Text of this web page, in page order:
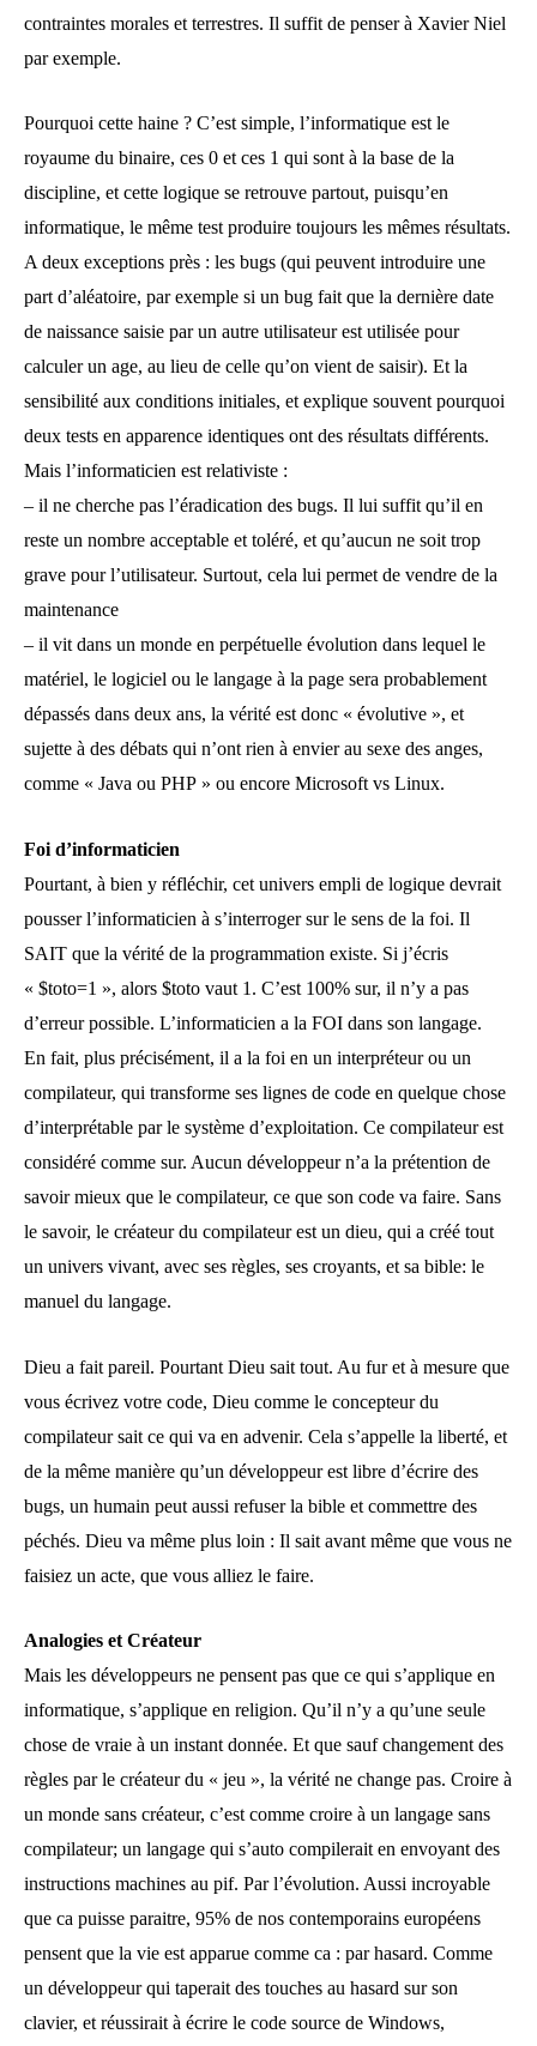
contraintes morales et terrestres. Il suffit de penser à Xavier Niel
par exemple.
Pourquoi cette haine ? C’est simple, l’informatique est le
royaume du binaire, ces 0 et ces 1 qui sont à la base de la
discipline, et cette logique se retrouve partout, puisqu’en
informatique, le même test produire toujours les mêmes résultats.
A deux exceptions près : les bugs (qui peuvent introduire une
part d’aléatoire, par exemple si un bug fait que la dernière date
de naissance saisie par un autre utilisateur est utilisée pour
calculer un age, au lieu de celle qu’on vient de saisir). Et la
sensibilité aux conditions initiales, et explique souvent pourquoi
deux tests en apparence identiques ont des résultats différents.
Mais l’informaticien est relativiste :
– il ne cherche pas l’éradication des bugs. Il lui suffit qu’il en
reste un nombre acceptable et toléré, et qu’aucun ne soit trop
grave pour l’utilisateur. Surtout, cela lui permet de vendre de la
maintenance
– il vit dans un monde en perpétuelle évolution dans lequel le
matériel, le logiciel ou le langage à la page sera probablement
dépassés dans deux ans, la vérité est donc « évolutive », et
sujette à des débats qui n’ont rien à envier au sexe des anges,
comme « Java ou PHP » ou encore Microsoft vs Linux.
Foi d’informaticien
Pourtant, à bien y réfléchir, cet univers empli de logique devrait
pousser l’informaticien à s’interroger sur le sens de la foi. Il
SAIT que la vérité de la programmation existe. Si j’écris
« $toto=1 », alors $toto vaut 1. C’est 100% sur, il n’y a pas
d’erreur possible. L’informaticien a la FOI dans son langage.
En fait, plus précisément, il a la foi en un interpréteur ou un
compilateur, qui transforme ses lignes de code en quelque chose
d’interprétable par le système d’exploitation. Ce compilateur est
considéré comme sur. Aucun développeur n’a la prétention de
savoir mieux que le compilateur, ce que son code va faire. Sans
le savoir, le créateur du compilateur est un dieu, qui a créé tout
un univers vivant, avec ses règles, ses croyants, et sa bible: le
manuel du langage.
Dieu a fait pareil. Pourtant Dieu sait tout. Au fur et à mesure que
vous écrivez votre code, Dieu comme le concepteur du
compilateur sait ce qui va en advenir. Cela s’appelle la liberté, et
de la même manière qu’un développeur est libre d’écrire des
bugs, un humain peut aussi refuser la bible et commettre des
péchés. Dieu va même plus loin : Il sait avant même que vous ne
faisiez un acte, que vous alliez le faire.
Analogies et Créateur
Mais les développeurs ne pensent pas que ce qui s’applique en
informatique, s’applique en religion. Qu’il n’y a qu’une seule
chose de vraie à un instant donnée. Et que sauf changement des
règles par le créateur du « jeu », la vérité ne change pas. Croire à
un monde sans créateur, c’est comme croire à un langage sans
compilateur; un langage qui s’auto compilerait en envoyant des
instructions machines au pif. Par l’évolution. Aussi incroyable
que ca puisse paraitre, 95% de nos contemporains européens
pensent que la vie est apparue comme ca : par hasard. Comme
un développeur qui taperait des touches au hasard sur son
clavier, et réussirait à écrire le code source de Windows,